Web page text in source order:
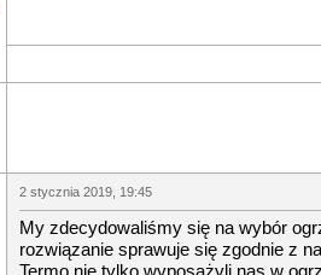
2 stycznia 2019, 19:45
My zdecydowaliśmy się na wybór
rozwiązanie sprawuje się zgodnie z
Termo nie tylko wyposażyli nas w